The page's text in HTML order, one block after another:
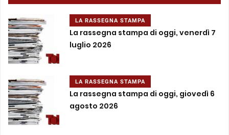
LA RASSEGNA STAMPA
La rassegna stampa di oggi, venerdì 7
luglio 2026
LA RASSEGNA STAMPA
La rassegna stampa di oggi, giovedì 6
agosto 2026